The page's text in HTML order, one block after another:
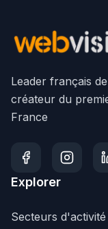
Leader français
créateur du
France
Explorer
Secteurs d'activité